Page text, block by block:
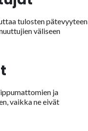
tulosten pätevyyteen
väliseen
ja
vaikka ne eivät